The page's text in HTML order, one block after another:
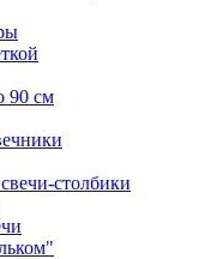
90 см
столбики